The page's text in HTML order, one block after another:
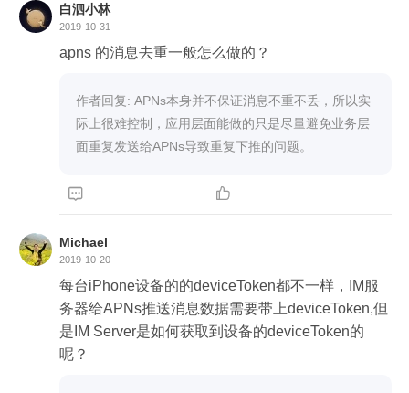
白泗小林
2019-10-31
apns 的消息去重一般怎么做的？
作者回复: APNs本身并不保证消息不重不丢，所以实
际上很难控制，应用层面能做的只是尽量避免业务层
面重复发送给APNs导致重复下推的问题。
 
Michael
2019-10-20
每台iPhone设备的的deviceToken都不一样，IM服
务器给APNs推送消息数据需要带上deviceToken,但
是IM Server是如何获取到设备的deviceToken的
呢？